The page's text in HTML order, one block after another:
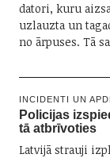
datori, kuru
uzlauzta un
no ārpuses. Tā
INCIDENTI UN
Policijas
tā atbrīvoties
Latvijā strauji